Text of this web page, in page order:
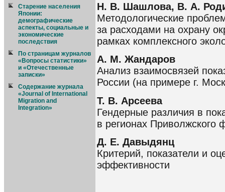
Старение населения
Японии:
демографические
аспекты, социальные и
экономические
последствия
По страницам журналов
«Вопросы статистики»
и «Отечественные
записки»
Содержание журнала
«Journal of International
Migration and
Integration»
Н. В. Шашлова, В. А.
Методологические
за расходами на охрану
рамках комплексного
А. М. Жандаров
Анализ взаимосвязей
России (на примере г.
Т. В. Арсеева
Гендерные различия в
в регионах Приволжского
Д. Е. Давыдянц
Критерий, показатели и
эффективности